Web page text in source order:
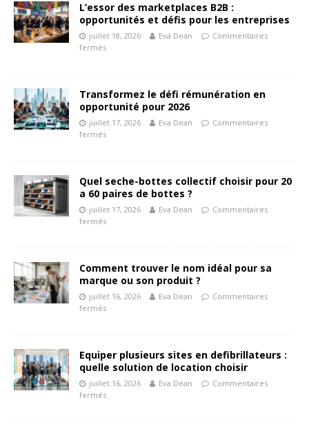
L’essor des marketplaces B2B :
opportunités et défis pour les entreprises
juillet 18, 2026 Eva Dean
Commentaires
fermés
Transformez le défi rémunération en
opportunité pour 2026
juillet 17, 2026 Eva Dean
Commentaires
fermés
Quel seche-bottes collectif choisir pour 20
a 60 paires de bottes ?
juillet 17, 2026 Eva Dean
Commentaires
fermés
Comment trouver le nom idéal pour sa
marque ou son produit ?
juillet 16, 2026 Eva Dean
Commentaires
fermés
Equiper plusieurs sites en defibrillateurs :
quelle solution de location choisir
juillet 16, 2026 Eva Dean
Commentaires
fermés